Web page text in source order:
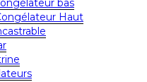
bas
Haut